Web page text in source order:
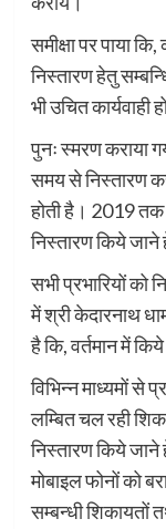
समीक्षा पर पाया
निस्तारण हेतु
भी उचित कार्यवाही
पुनः स्मरण कराया
समय से निस्तारण
होती है। 2019 तक
निस्तारण किये जाने
सभी प्रभारियों को
में श्री केदारनाथ
है कि, वर्तमान में
विभिन्न माध्यमों से
लम्बित चल रही
निस्तारण किये जाने
मोबाइल फोनों को
सम्बन्धी शिकायतों